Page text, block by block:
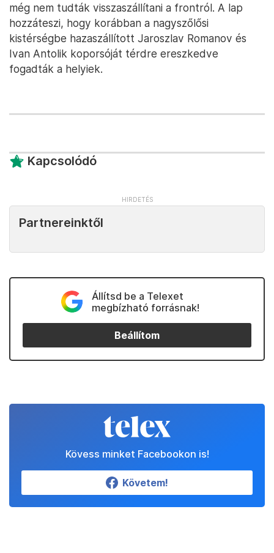
még nem tudták visszaszállítani a frontról. A lap
hozzáteszi, hogy korábban a nagyszőlősi
kistérségbe hazaszállított Jaroszlav Romanov és
Ivan Antolik koporsóját térdre ereszkedve
fogadták a helyiek.
Kapcsolódó
Partnereinktől
Állítsd be a Telexet
megbízható forrásnak!
Beállítom
Kövess minket Facebookon is!
Követem!